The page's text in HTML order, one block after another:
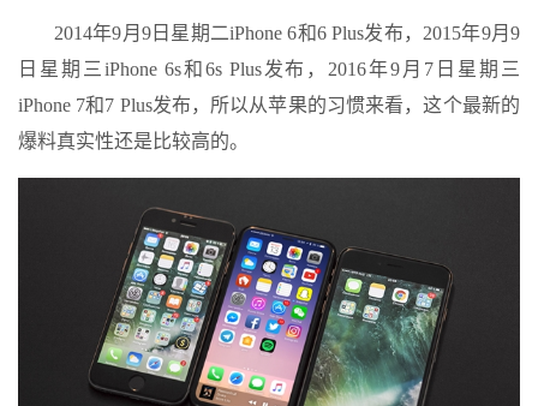
2014年9月9日星期二iPhone 6和6 Plus发布，2015年9月9
日星期三iPhone 6s和6s Plus发布，2016年9月7日星期三
iPhone 7和7 Plus发布，所以从苹果的习惯来看，这个最新的
爆料真实性还是比较高的。